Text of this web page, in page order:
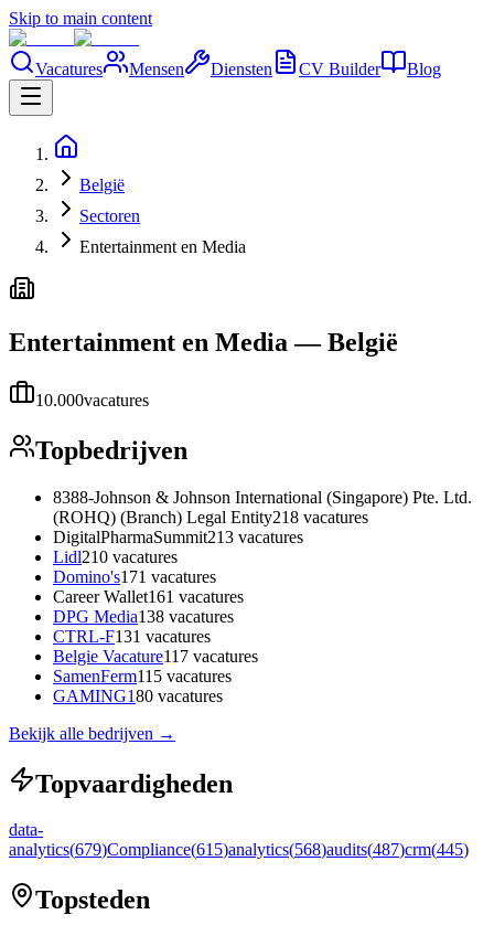
Skip to main content
Vacatures Mensen Diensten CV Builder Blog
België
Sectoren
Entertainment en Media
Entertainment en Media —België
10.000vacatures
Topbedrijven
8388-Johnson & Johnson International (Singapore) Pte. Ltd.
(ROHQ) (Branch) Legal Entity218 vacatures
DigitalPharmaSummit213 vacatures
Lidl210 vacatures
Domino's171 vacatures
Career Wallet161 vacatures
DPG Media138 vacatures
CTRL-F131 vacatures
Belgie Vacature117 vacatures
SamenFerm115 vacatures
GAMING180 vacatures
Bekijk alle bedrijven →
Topvaardigheden
data-
analytics(679)Compliance(615)analytics(568)audits(487)crm(445)
Topsteden